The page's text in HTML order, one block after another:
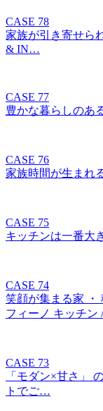
CASE 78
家族が引き寄せら
& IN…
CASE 77
豊かな暮らしのあ
CASE 76
家族時間が生まれ
CASE 75
キッチンは一番大
CASE 74
笑顔が集まる家
フィーノ キッチ
CASE 73
「モダン×甘さ」
トでご…